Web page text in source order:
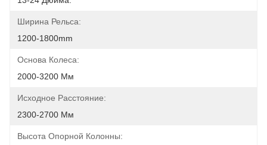
Ширина Рельса:
1200-1800mm
Основа Колеса:
2000-3200 Мм
Исходное Расстояние:
2300-2700 Мм
Высота Опорной Колонны: